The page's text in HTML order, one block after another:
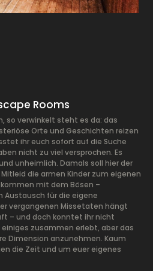
Rooms
so verwinkelt steht es da: das
Orte und Geschichten reizen
ihr euch sofort auf die Suche
nicht zu viel versprochen. Es
unheimlich. Damals soll hier der
die armen Kinder zum eigenen
mit dem Bösen –
Austausch für die eigene
vergangenen Missetaten hängt
– und doch konntet ihr nicht
zusammen erlebt, aber das
Dimension anzunehmen. Kaum
die Zeit und um euer eigenes